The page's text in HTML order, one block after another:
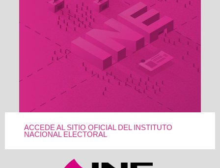
ACCEDE AL SITIO OFICIAL DEL INSTITUTO
NACIONAL ELECTORAL